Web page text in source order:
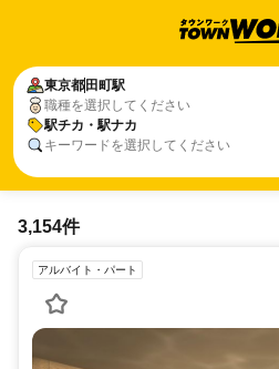
東京都 田町駅
職種を選択してください
駅チカ・駅ナカ
キーワードを選択してください
3,154件
アルバイト・パート